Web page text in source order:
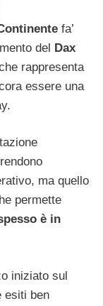
fa’
del Dax
rappresenta
essere una
ma quello
permette
è in
iniziato sul
esiti ben